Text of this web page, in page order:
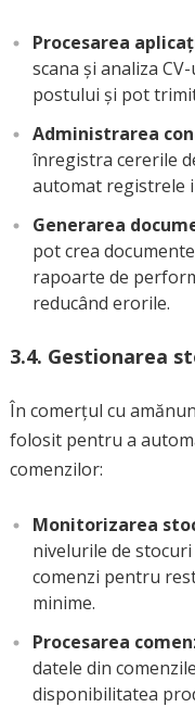
Procesarea
scana și analiza
postului și pot
Administrarea
înregistra cererile
automat registrele
Generarea
pot crea
rapoarte de
reducând erorile.
3.4. Gestionarea
În comerțul cu
folosit pentru a
comenzilor:
Monitorizarea
nivelurile de
comenzi pentru
minime.
Procesarea
datele din
disponibilitatea